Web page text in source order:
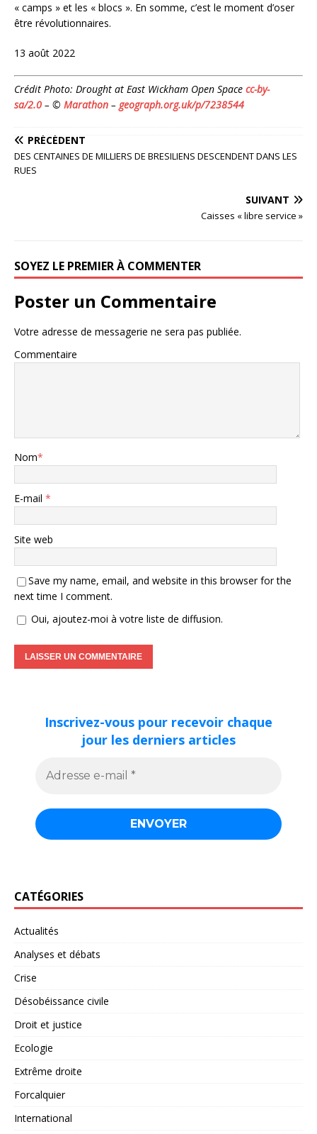
« camps » et les « blocs ». En somme, c’est le moment d’oser
être révolutionnaires.
13 août 2022
Crédit Photo: Drought at East Wickham Open Space cc-by-
sa/2.0 – © Marathon – geograph.org.uk/p/7238544
PRÉCÉDENT
DES CENTAINES DE MILLIERS DE BRESILIENS DESCENDENT DANS LES
RUES
SUIVANT
Caisses « libre service »
SOYEZ LE PREMIER À COMMENTER
Poster un Commentaire
Votre adresse de messagerie ne sera pas publiée.
Commentaire
Nom*
E-mail *
Site web
Save my name, email, and website in this browser for the
next time I comment.
Oui, ajoutez-moi à votre liste de diffusion.
Inscrivez-vous pour recevoir chaque
jour les derniers articles
CATÉGORIES
Actualités
Analyses et débats
Crise
Désobéissance civile
Droit et justice
Ecologie
Extrême droite
Forcalquier
International